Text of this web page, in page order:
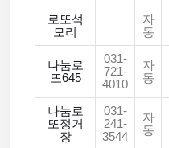
로또석
모리
자
동
나눔로
또645
031-
721-
4010
자
동
나눔로
또정거
장
031-
241-
3544
자
동